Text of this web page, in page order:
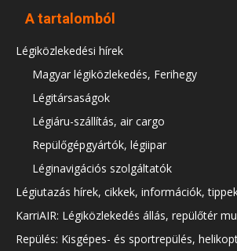
A tartalomból
Légiközlekedési hírek
Magyar légiközlekedés, Ferihegy
Légitársaságok
Légiáru-szállítás, air cargo
Repülőgépgyártók, légiipar
Léginavigációs szolgáltatók
Légiutazás hírek, cikkek, információk,
KarriAIR: Légiközlekedés állás, repülőtér
Repülés: Kisgépes- és sportrepülés,